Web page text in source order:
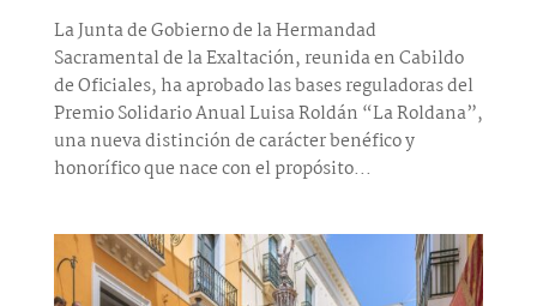
La Junta de Gobierno de la Hermandad
Sacramental de la Exaltación, reunida en Cabildo
de Oficiales, ha aprobado las bases reguladoras del
Premio Solidario Anual Luisa Roldán “La Roldana”,
una nueva distinción de carácter benéfico y
honorífico que nace con el propósito...